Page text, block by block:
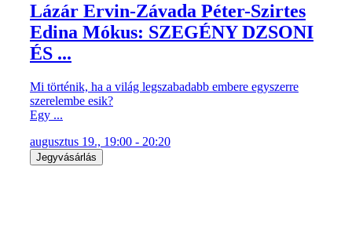
Lázár Ervin-Závada Péter-Szirtes
Edina Mókus: SZEGÉNY DZSONI
ÉS ...
Mi történik, ha a világ legszabadabb embere egyszerre
szerelembe esik?
Egy ...
augusztus 19., 19:00 - 20:20
Jegyvásárlás